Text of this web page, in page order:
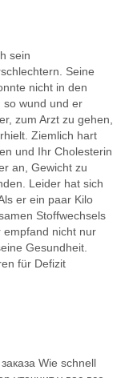
sein
Seine
nicht in den
so wund und er
zum Arzt zu gehen,
Ziemlich hart
und Ihr Cholesterin
an, Gewicht zu
Leider hat sich
er ein paar Kilo
Stoffwechsels
empfand nicht nur
Gesundheit.
für Defizit
Wie schnell